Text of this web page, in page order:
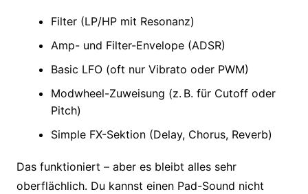
Filter (LP/HP mit Resonanz)
Amp- und Filter-Envelope (ADSR)
Basic LFO (oft nur Vibrato oder PWM)
Modwheel-Zuweisung (z. B. für Cutoff oder
Pitch)
Simple FX-Sektion (Delay, Chorus, Reverb)
Das funktioniert – aber es bleibt alles sehr
oberflächlich. Du kannst einen Pad-Sound nicht